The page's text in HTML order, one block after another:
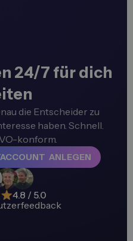
24/7 für dich
die Entscheider zu
haben. Schnell.
konform.
ANLEGEN
4.8 / 5.0